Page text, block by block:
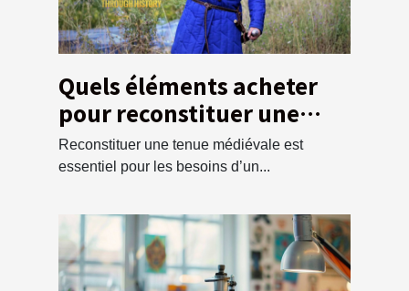
Quels éléments acheter
pour reconstituer une
tunique médiévale ?
Reconstituer une tenue médiévale est
essentiel pour les besoins d’un...